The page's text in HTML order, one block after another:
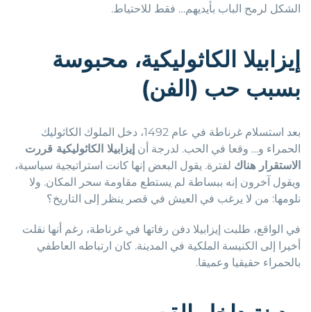
الشكل لرمح الباب بأيديهم… فقط للاحتياط.
إيزابيلا الكاثوليكية، محبوسة
بسبب حب (الفن)
بعد استسلام غرناطة في عام 1492، دخل الملوك الكاثوليك
الحمراء و… وقعا في الحب. لدرجة أن إيزابيلا الكاثوليكية قررت
الاستقرار هناكلفترة. يقول البعض إنها كانت استراتيجية سياسية،
ويقول آخرون إنه ببساطة لم يستطع مقاومة سحر المكان. ولا
نلومها: من لا يرغب في العيش في قصر ينظر إلى التاريخ؟
في الواقع، طلبت إيزابيلا دفن رفاتها في غرناطة، رغم أنها نقلت
أخيرا إلى الكنيسة الملكية في المدينة. كان ارتباطه العاطفي
بالحمراء حقيقيا وعميقا.